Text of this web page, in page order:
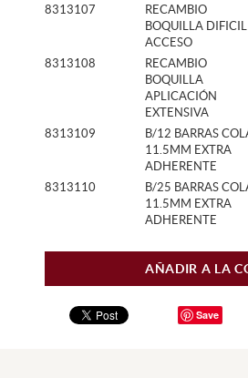
8313107
RECAMBIO
BOQUILLA DIFICIL
ACCESO
8313108
RECAMBIO
BOQUILLA
APLICACIÓN
EXTENSIVA
8313109
B/12 BARRAS
11.5MM EXTRA
ADHERENTE
8313110
B/25 BARRAS
11.5MM EXTRA
ADHERENTE
AÑADIR A LA
Save